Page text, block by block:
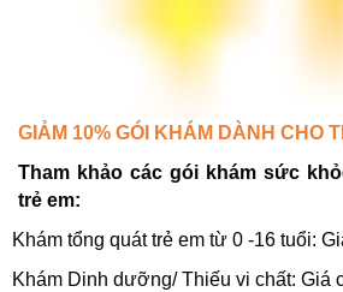
GIẢM 10% GÓI KHÁM DÀNH CHO
Tham khảo các gói khám sức
trẻ em:
Khám tổng quát trẻ em từ 0 -16 tuổi:
Khám Dinh dưỡng/ Thiếu vi chất: Giá